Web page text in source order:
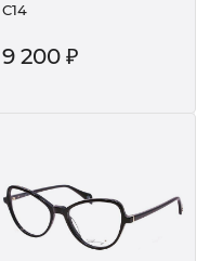
C14
9 200 ₽